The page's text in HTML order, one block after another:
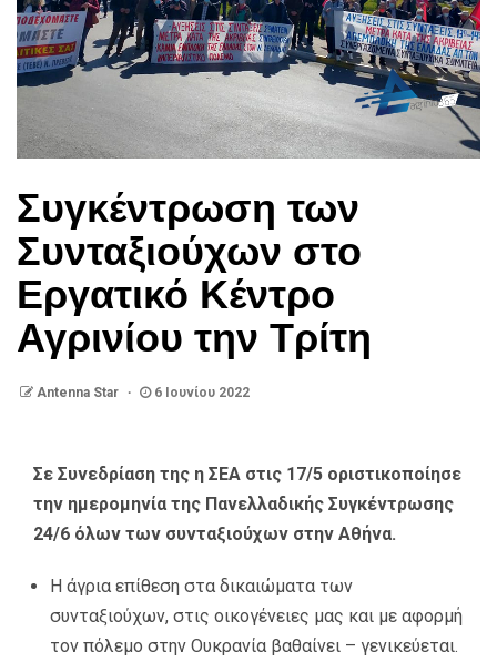
Συγκέντρωση των
Συνταξιούχων στο
Εργατικό Κέντρο
Αγρινίου την Τρίτη
Antenna Star 6 Ιουνίου 2022
Σε Συνεδρίαση της η ΣΕΑ στις 17/5 οριστικοποίησε
την ημερομηνία της Πανελλαδικής Συγκέντρωσης
24/6 όλων των συνταξιούχων στην Αθήνα.
Η άγρια επίθεση στα δικαιώματα των
συνταξιούχων, στις οικογένειες μας και με αφορμή
τον πόλεμο στην Ουκρανία βαθαίνει – γενικεύεται.